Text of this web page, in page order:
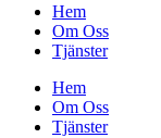
Hem
Om Oss
Tjänster
Hem
Om Oss
Tjänster